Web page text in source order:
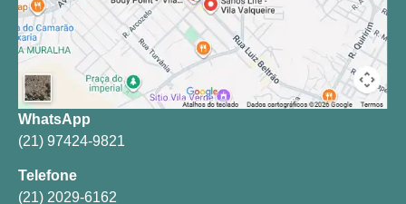
WhatsApp
(21) 97424-9821
Telefone
(21) 2029-6162